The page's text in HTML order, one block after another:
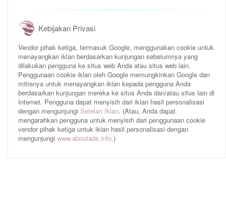
Kebijakan Privasi
Vendor pihak ketiga, termasuk Google, menggunakan cookie untuk
menayangkan iklan berdasarkan kunjungan sebelumnya yang
dilakukan pengguna ke situs web Anda atau situs web lain.
Penggunaan cookie iklan oleh Google memungkinkan Google dan
mitranya untuk menayangkan iklan kepada pengguna Anda
berdasarkan kunjungan mereka ke situs Anda dan/atau situs lain di
Internet. Pengguna dapat menyisih dari iklan hasil personalisasi
dengan mengunjungi Setelan Iklan. (Atau, Anda dapat
mengarahkan pengguna untuk menyisih dari penggunaan cookie
vendor pihak ketiga untuk iklan hasil personalisasi dengan
mengunjungi www.aboutads.info.)